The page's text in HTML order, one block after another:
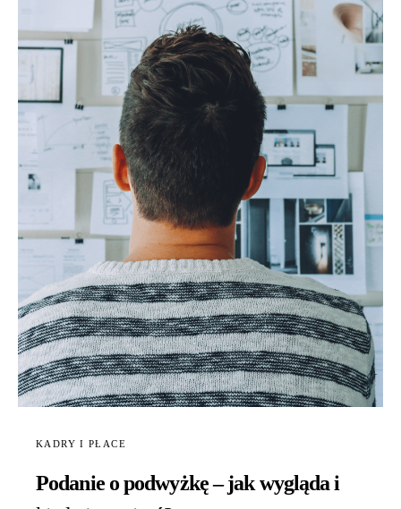
KADRY I PŁACE
Podanie o podwyżkę – jak wygląda i